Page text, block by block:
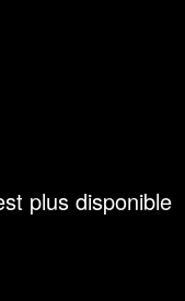
plus disponible